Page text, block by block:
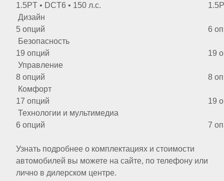
1.5PT • DCT6 • 150 л.с.
Дизайн
5 опций
6
Безопасность
19 опций
19
Управление
8 опций
8
Комфорт
17 опций
19
Технологии и мультимедиа
6 опций
7
Узнать подробнее о комплектациях и стоимости
автомобилей вы можете на сайте, по телефону или
лично в дилерском центре.